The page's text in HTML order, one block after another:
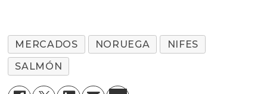
MERCADOS NORUEGA
NIFES
SALMÓN